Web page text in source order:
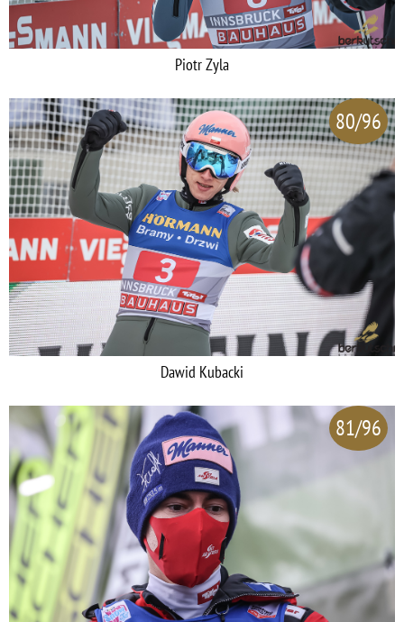
Piotr Zyla
80/96
Dawid Kubacki
81/96